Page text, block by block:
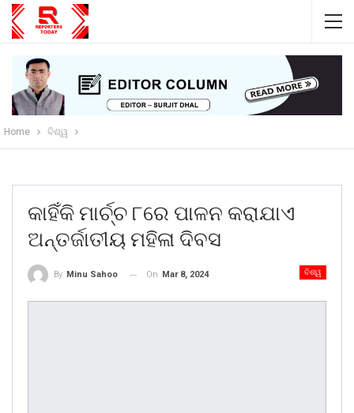
Home ବିଶ୍ୱ
କାହିଁକି ମାର୍ଚ୍ଚ ୮ରେ ପାଳନ କରାଯାଏ
ଅନ୍ତର୍ଜାତୀୟ ମହିଳା ଦିବସ
ବିଶ୍ୱ
By Minu Sahoo On Mar 8, 2024